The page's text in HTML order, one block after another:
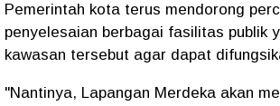
Pemerintah kota terus mendorong
penyelesaian berbagai fasilitas publik
kawasan tersebut agar dapat
"Nantinya, Lapangan Merdeka akan